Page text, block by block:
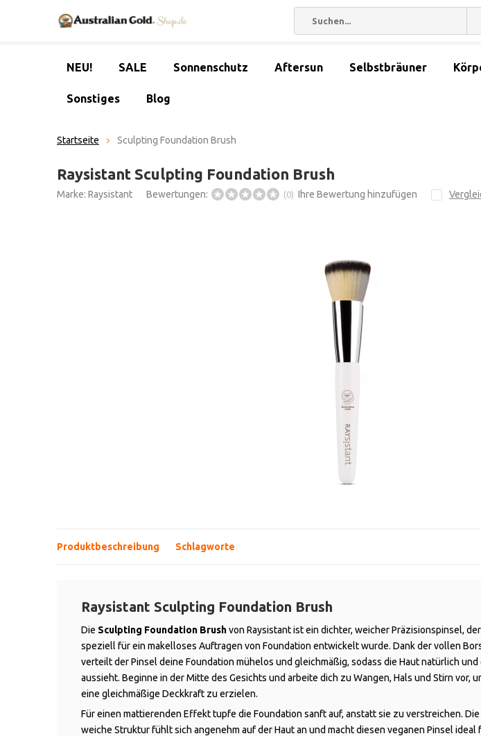
NEU! SALE Sonnenschutz Aftersun Selbstbräuner
Sonstiges Blog
Startseite Sculpting Foundation Brush
Raysistant Sculpting Foundation Brush
Marke: Raysistant Bewertungen: (0) Ihre Bewertung hinzufügen
Produktbeschreibung Schlagworte
Raysistant Sculpting Foundation Brush
Die Sculpting Foundation Brushvon Raysistant ist ein dichter, weicher Präzisionspinsel, der
speziell für ein makelloses Auftragen von Foundation entwickelt wurde. Dank der vollen
verteilt der Pinsel deine Foundation mühelos und gleichmäßig, sodass die Haut natürlich
aussieht. Beginne in der Mitte des Gesichts und arbeite dich zu Wangen, Hals und Stirn vor,
eine gleichmäßige Deckkraft zu erzielen.
Für einen mattierenden Effekt tupfe die Foundation sanft auf, anstatt sie zu verstreichen. Die
weiche Struktur fühlt sich angenehm auf der Haut an und macht diesen veganen Pinsel ideal